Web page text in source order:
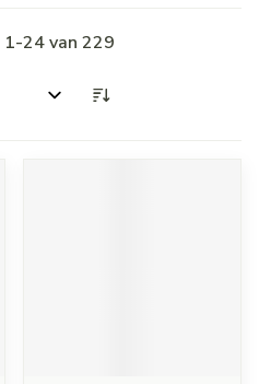
1-24van 229